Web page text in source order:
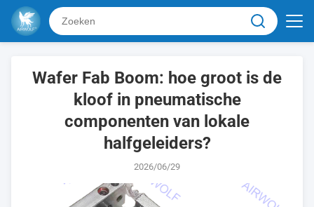
Wafer Fab Boom: hoe groot is de
kloof in pneumatische
componenten van lokale
halfgeleiders?
2026/06/29